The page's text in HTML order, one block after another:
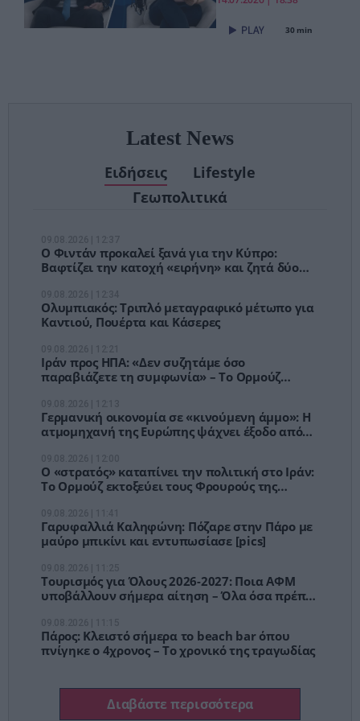
είναι ήδη εδώ
– Τέλος στις
30 min
Latest News
Ειδήσεις
Lifestyle
Γεωπολιτικά
Ο Φιντάν προκαλεί ξανά για την Κύπρο:
Βαφτίζει την κατοχή «ειρήνη» και ζητά δύο
Ολυμπιακός: Τριπλό μεταγραφικό μέτωπο για
Καντιού, Πουέρτα και Κάσερες
Ιράν προς ΗΠΑ: «Δεν συζητάμε όσο
παραβιάζετε τη συμφωνία» – Το Ορμούζ
Γερμανική οικονομία σε «κινούμενη άμμο»: Η
ατμομηχανή της Ευρώπης ψάχνει έξοδο από
Ο «στρατός» καταπίνει την πολιτική στο Ιράν:
Το Ορμούζ εκτοξεύει τους Φρουρούς της
Γαρυφαλλιά Καληφώνη: Πόζαρε στην Πάρο με
μαύρο μπικίνι και εντυπωσίασε [pics]
Τουρισμός για Όλους 2026-2027: Ποια ΑΦΜ
υποβάλλουν σήμερα αίτηση – Όλα όσα πρέπει
Πάρος: Κλειστό σήμερα το beach bar όπου
πνίγηκε ο 4χρονος – Το χρονικό της τραγωδίας
Διαβάστε περισσότερα